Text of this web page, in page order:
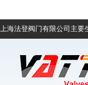
上海法登阀门有限公司主要